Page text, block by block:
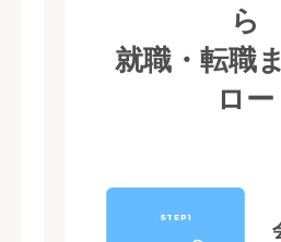
ら
就職・転職
ロー
STEP1